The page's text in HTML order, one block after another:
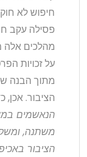
חיפוש לא
פסילה עקב
מהלכים
על זכויות
מתוך הבנה
הציבור.
הנאשמים
משתנה,
הציבור